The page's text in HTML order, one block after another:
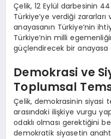
Çelik, 12 Eylül darbesinin
Türkiye’ye verdiği
anayasanın Türkiye’nin
Türkiye’nin milli
güçlendirecek bir
Demokrasi ve
Toplumsal
Çelik, demokrasinin siyasi
arasındaki ilişkiye vurgu
odaklı olması gerektiğini
demokratik siyasetin